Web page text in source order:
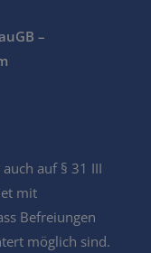
–
auf § 31 III
mit
Befreiungen
möglich sind.